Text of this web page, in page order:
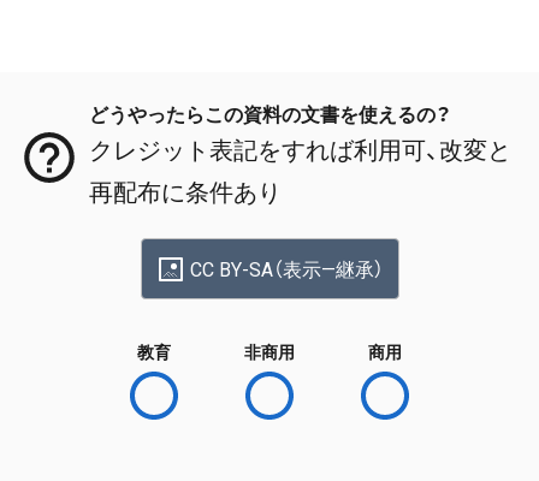
どうやったらこの資料の文書を使えるの？
クレジット表記をすれば利用可、改変と
再配布に条件あり
CC BY-SA（表示—継承）
教育 非商用 商用